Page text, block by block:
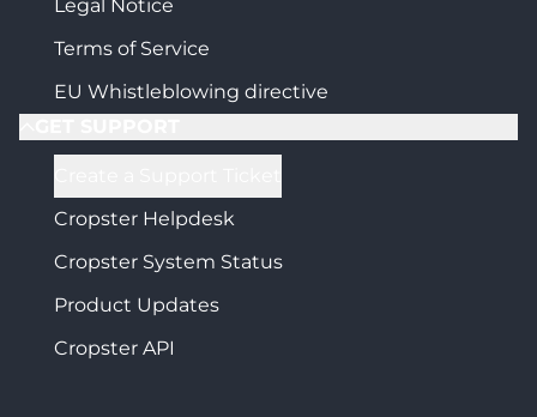
Legal Notice
Terms of Service
EU Whistleblowing directive
Cropster Helpdesk
Cropster System Status
Product Updates
Cropster API